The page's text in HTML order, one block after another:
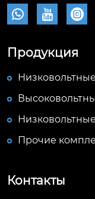
  
Продукция
Прочие
Контакты